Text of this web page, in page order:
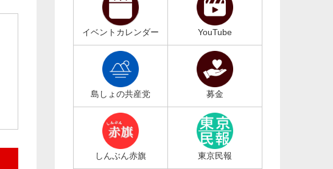
イベントカレンダー YouTube
島しょの共産党 募金
しんぶん赤旗 東京民報